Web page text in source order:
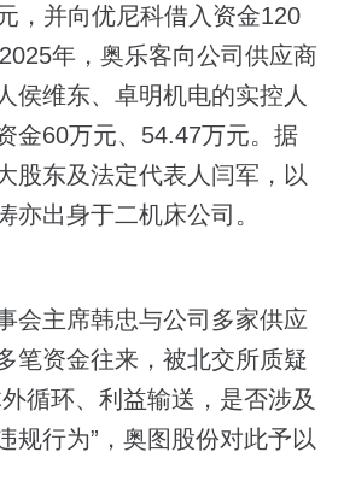
，并向优尼科借入资金120
年，奥乐客向公司供应商
侯维东、卓明机电的实控人
金60万元、54.47万元。据
股东及法定代表人闫军，以
亦出身于二机床公司。
会主席韩忠与公司多家供应
笔资金往来，被北交所质疑
循环、利益输送，是否涉及
规行为”，奥图股份对此予以